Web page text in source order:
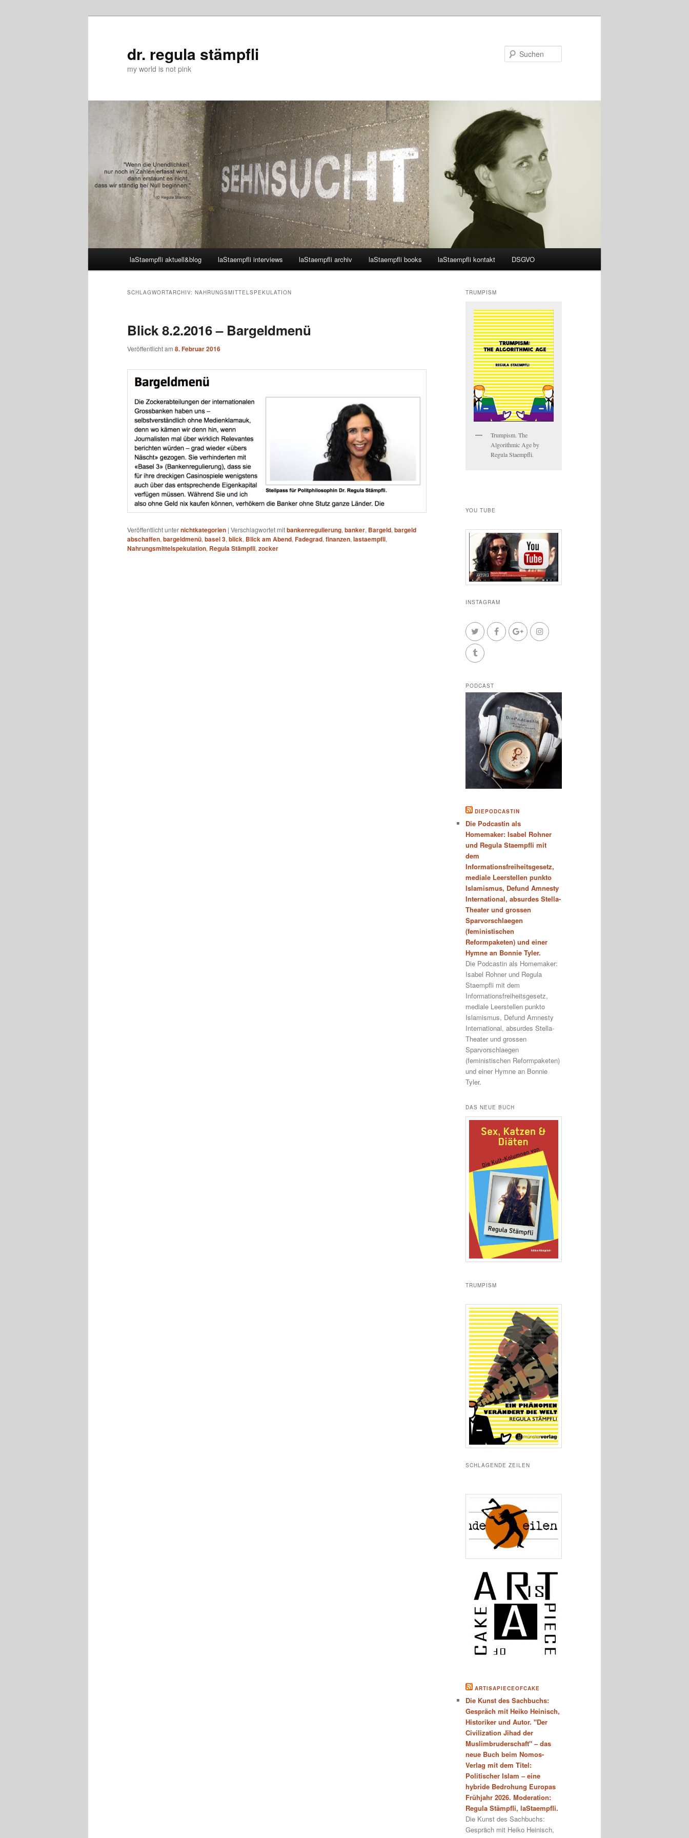
dr. regula stämpfli
my world is not pink
laStaempfli aktuell&blog laStaempfli interviews laStaempfli archiv laStaempfli books laStaempfli kontakt DSGVO
SCHLAGWORTARCHIV: NAHRUNGSMITTELSPEKULATION
Blick 8.2.2016 – Bargeldmenü
Veröffentlicht am 8. Februar 2016
Veröffentlicht unternichtkategorien | Verschlagwortet mitbankenregulierung, banker, Bargeld, bargeld
abschaffen, bargeldmenü, basel 3, blick, Blick am Abend, Fadegrad, finanzen, lastaempfli,
Nahrungsmittelspekulation, Regula Stämpfli, zocker
TRUMPISM
Trumpism. The
Algorithmic Age by
Regula Staempfli.
YOU TUBE
INSTAGRAM
PODCAST
DIEPODCASTIN
Die Podcastin als
Homemaker: Isabel Rohner
und Regula Staempfli mit
dem
Informationsfreiheitsgesetz,
mediale Leerstellen punkto
Islamismus, Defund Amnesty
International, absurdes Stella-
Theater und grossen
Sparvorschlaegen
(feministischen
Reformpaketen) und einer
Hymne an Bonnie Tyler.
Die Podcastin als Homemaker:
Isabel Rohner und Regula
Staempfli mit dem
Informationsfreiheitsgesetz,
mediale Leerstellen punkto
Islamismus, Defund Amnesty
International, absurdes Stella-
Theater und grossen
Sparvorschlaegen
(feministischen Reformpaketen)
und einer Hymne an Bonnie
Tyler.
DAS NEUE BUCH
TRUMPISM
SCHLAGENDE ZEILEN
ARTISAPIECEOFCAKE
Die Kunst des Sachbuchs:
Gespräch mit Heiko Heinisch,
Historiker und Autor. "Der
Civilization Jihad der
Muslimbruderschaft" – das
neue Buch beim Nomos-
Verlag mit dem Titel:
Politischer Islam – eine
hybride Bedrohung Europas
Frühjahr 2026. Moderation:
Regula Stämpfli, laStaempfli.
Die Kunst des Sachbuchs:
Gespräch mit Heiko Heinisch,